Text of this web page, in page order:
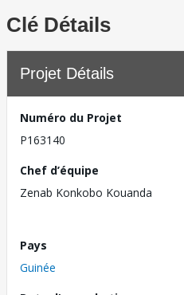
Clé Détails
Projet Détails
Numéro du Projet
P163140
Chef d’équipe
Zenab Konkobo Kouanda
Pays
Guinée